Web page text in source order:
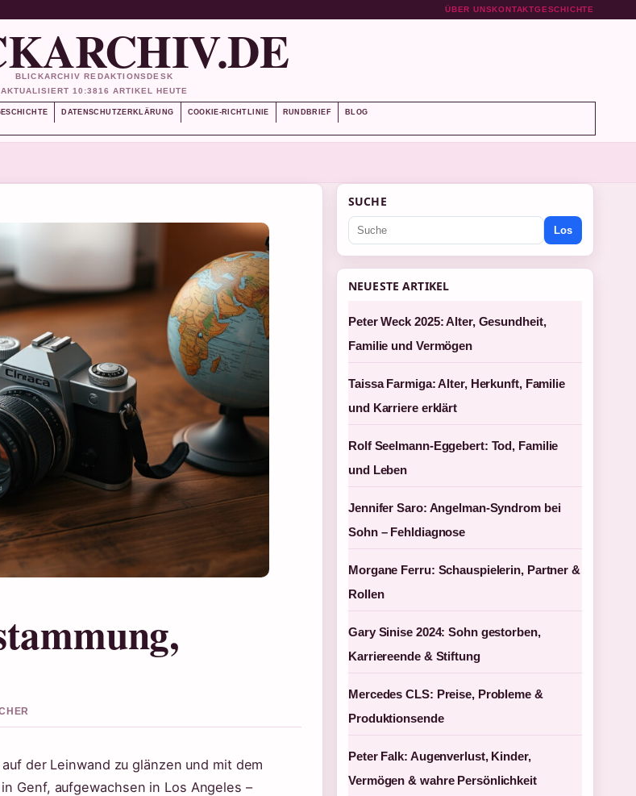
ÜBER UNSKONTAKTGESCHICHTE
BLICKARCHIV REDAKTIONSDESK
AKTUALISIERT 10:3816 ARTIKEL HEUTE
DATENSCHUTZERKLÄRUNG COOKIE-RICHTLINIE RUNDBRIEF BLOG
der Leinwand zu glänzen und mit dem
Genf, aufgewachsen in Los Angeles –
SUCHE
Los
NEUESTE ARTIKEL
Peter Weck 2025: Alter, Gesundheit,
Familie und Vermögen
Taissa Farmiga: Alter, Herkunft, Familie
und Karriere erklärt
Rolf Seelmann-Eggebert: Tod, Familie
und Leben
Jennifer Saro: Angelman-Syndrom bei
Sohn – Fehldiagnose
Morgane Ferru: Schauspielerin, Partner &
Rollen
Gary Sinise 2024: Sohn gestorben,
Karriereende & Stiftung
Mercedes CLS: Preise, Probleme &
Produktionsende
Peter Falk: Augenverlust, Kinder,
Vermögen & wahre Persönlichkeit